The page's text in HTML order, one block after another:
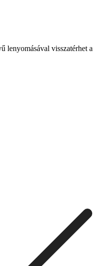
lenyomásával visszatérhet a